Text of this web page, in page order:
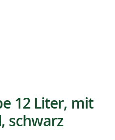
12 Liter, mit
schwarz